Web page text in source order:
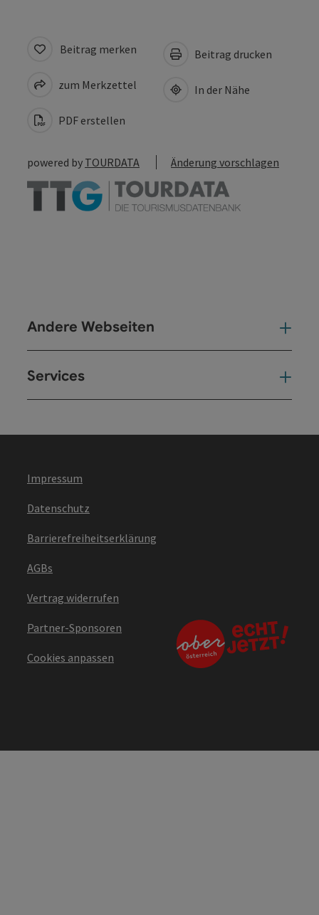
Beitrag merken
zum Merkzettel
PDF erstellen
Beitrag drucken
In der Nähe
powered by TOURDATA Änderung vorschlagen
Andere Webseiten
Services
Impressum
Datenschutz
Barrierefreiheitserklärung
AGBs
Vertrag widerrufen
Partner-Sponsoren
Cookies anpassen